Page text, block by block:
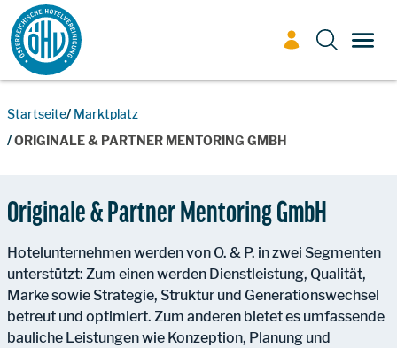
Zum Inhalt
Startseite Marktplatz
ORIGINALE & PARTNER MENTORING GMBH
Originale & Partner Mentoring GmbH
Hotelunternehmen werden von O. & P. in zwei Segmenten
unterstützt: Zum einen werden Dienstleistung, Qualität,
Marke sowie Strategie, Struktur und Generationswechsel
betreut und optimiert. Zum anderen bietet es umfassende
bauliche Leistungen wie Konzeption, Planung und